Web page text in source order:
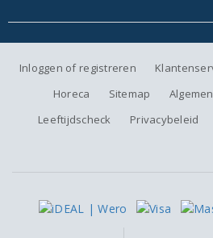
Inloggen of registreren
Horeca
Sitemap
Leeftijdscheck
Privacybeleid